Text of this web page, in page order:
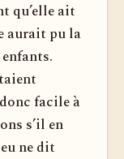
qu’elle ait
aurait pu la
facile à
s’il en
ne dit